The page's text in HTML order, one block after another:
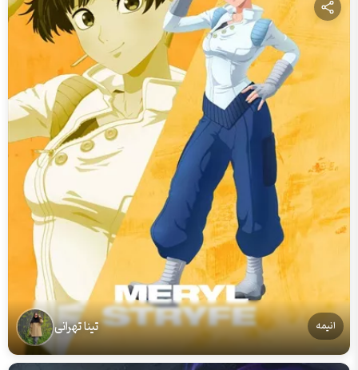
انیمه تینا تهرانی